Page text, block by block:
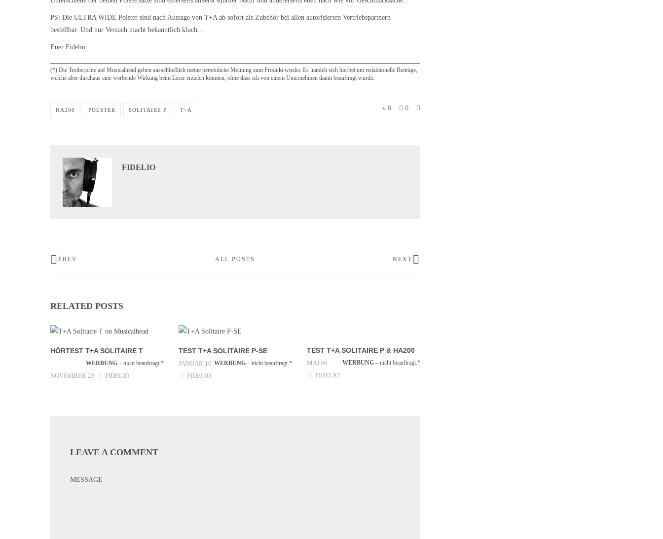
PS: Die ULTRA WIDE Polster sind nach Aussage von T+Aab sofort als Zubehör bei allen autorisierten Vertriebspartnern
bestellbar. Und nur Versuch macht bekanntlich kluch…
Euer Fidelio
(*) Die Testberichte auf Musicalhead geben ausschließlich meine persönliche Meinung zum Produkt wieder. Es handelt sich hierbei um redaktionelle Beiträge,
welche aber durchaus eine werbende Wirkung beim Leser erzielen könnten, ohne dass ich von einem Unternehmen damit beauftragt wurde.
HA200 POLSTER SOLITAIRE P T+A 0 0
FIDELIO
PREV ALL POSTS NEXT
RELATED POSTS
HÖRTEST T+A SOLITAIRE T
WERBUNG– nicht beauftragt.*
NOVEMBER 28 FIDELIO
TEST T+A SOLITAIRE P-SE
WERBUNG– nicht beauftragt.*
JANUAR 10
FIDELIO
TEST T+A SOLITAIRE P & HA200
WERBUNG– nicht beauftragt.*
MAI 06
FIDELIO
LEAVE A COMMENT